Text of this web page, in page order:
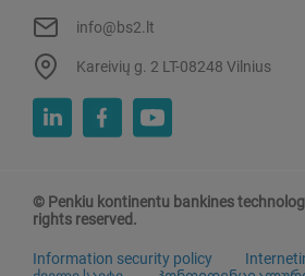
info@bs2.lt
Kareivių g. 2 LT-08248 Vilnius
© Penkiu kontinentu bankines
rights reserved.
Information security policy